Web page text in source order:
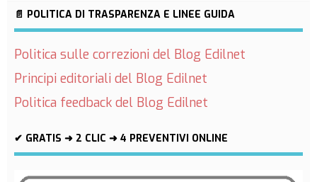
📄 POLITICA DI TRASPARENZA E LINEE GUIDA
Politica sulle correzioni del Blog Edilnet
Principi editoriali del Blog Edilnet
Politica feedback del Blog Edilnet
✔ GRATIS ➜ 2 CLIC ➜ 4 PREVENTIVI ONLINE